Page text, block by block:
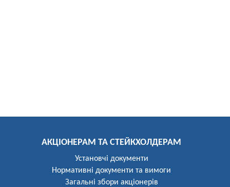
АКЦІОНЕРАМ ТА СТЕЙКХОЛДЕРАМ
Установчі документи
Нормативні документи та вимоги
Загальні збори акціонерів